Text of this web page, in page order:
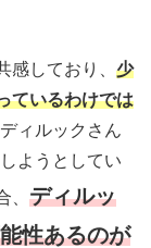
しており、 少
ているわけでは
ィルックさん
ようとしてい
ディルッ
性あるのが